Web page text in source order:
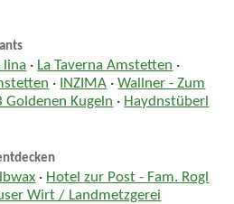
lina · La Taverna Amstetten ·
· INZIMA ·Wallner - Zum
Goldenen Kugeln · Haydnstüberl
· Hotel zur Post - Fam. Rogl
Wirt / Landmetzgerei